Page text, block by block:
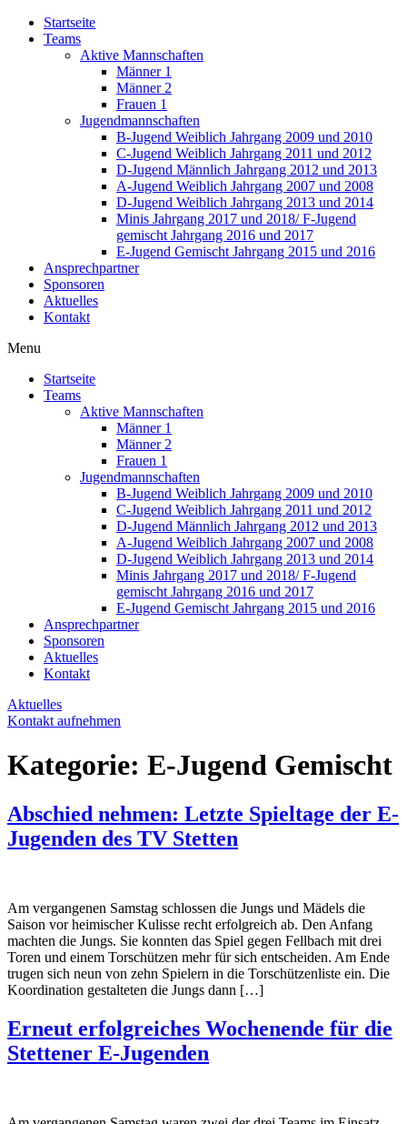
Startseite
Teams
Aktive Mannschaften
Männer 1
Männer 2
Frauen 1
Jugendmannschaften
B-Jugend Weiblich Jahrgang 2009 und 2010
C-Jugend Weiblich Jahrgang 2011 und 2012
D-Jugend Männlich Jahrgang 2012 und 2013
A-Jugend Weiblich Jahrgang 2007 und 2008
D-Jugend Weiblich Jahrgang 2013 und 2014
Minis Jahrgang 2017 und 2018/ F-Jugend
gemischt Jahrgang 2016 und 2017
E-Jugend Gemischt Jahrgang 2015 und 2016
Ansprechpartner
Sponsoren
Aktuelles
Kontakt
Menu
Startseite
Teams
Aktive Mannschaften
Männer 1
Männer 2
Frauen 1
Jugendmannschaften
B-Jugend Weiblich Jahrgang 2009 und 2010
C-Jugend Weiblich Jahrgang 2011 und 2012
D-Jugend Männlich Jahrgang 2012 und 2013
A-Jugend Weiblich Jahrgang 2007 und 2008
D-Jugend Weiblich Jahrgang 2013 und 2014
Minis Jahrgang 2017 und 2018/ F-Jugend
gemischt Jahrgang 2016 und 2017
E-Jugend Gemischt Jahrgang 2015 und 2016
Ansprechpartner
Sponsoren
Aktuelles
Kontakt
Aktuelles
Kontakt aufnehmen
Kategorie: E-Jugend Gemischt
Abschied nehmen: Letzte Spieltage der E-
Jugenden des TV Stetten
Am vergangenen Samstag schlossen die Jungs und Mädels die
Saison vor heimischer Kulisse recht erfolgreich ab. Den Anfang
machten die Jungs. Sie konnten das Spiel gegen Fellbach mit drei
Toren und einem Torschützen mehr für sich entscheiden. Am Ende
trugen sich neun von zehn Spielern in die Torschützenliste ein. Die
Koordination gestalteten die Jungs dann […]
Erneut erfolgreiches Wochenende für die
Stettener E-Jugenden